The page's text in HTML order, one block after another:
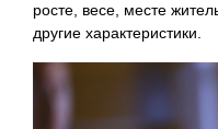
росте, весе, месте
другие характеристики.